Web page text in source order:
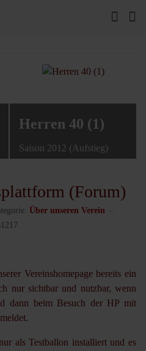
Herren 40 (1)
Saison 2012 (Aufstieg)
(Forum)
Über unseren Verein
Vereinshomepage bereits ein
nur sichtbar und nutzbar, wenn
dann beim Besuch der HP mit
als Testballon installiert und es